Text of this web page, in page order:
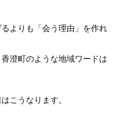
よりも「会う理由」を作れ
澄町のような地域ワードは
こうなります。